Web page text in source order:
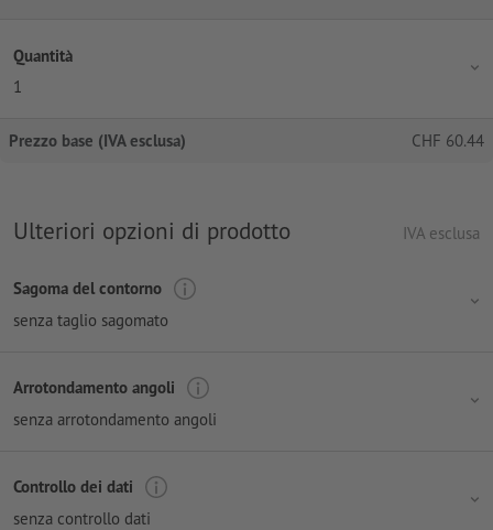
Quantità
1
Prezzo base (IVA esclusa) CHF 60.44
Ulteriori opzioni di prodotto IVA esclusa
Sagoma del contorno
senza taglio sagomato
Arrotondamento angoli
senza arrotondamento angoli
Controllo dei dati
senza controllo dati